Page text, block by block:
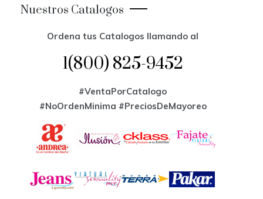
Nuestros Catalogos
Ordena tus Catalogos llamando al
1(800) 825-9452
#VentaPorCatalogo
#NoOrdenMinima #PreciosDeMayoreo